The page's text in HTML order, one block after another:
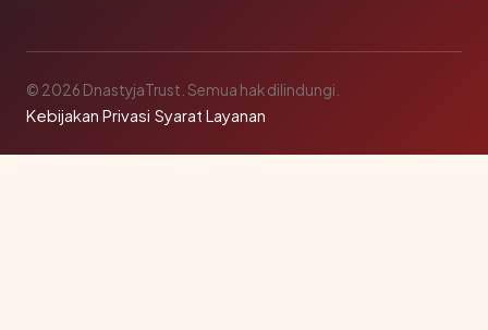
© 2026 DnastyjaTrust. Semua hak dilindungi.
Kebijakan Privasi·Syarat Layanan